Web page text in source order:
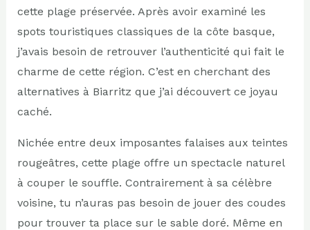
cette plage préservée. Après avoir examiné les
spots touristiques classiques de la côte basque,
j’avais besoin de retrouver l’authenticité qui fait le
charme de cette région. C’est en cherchant des
alternatives à Biarritz que j’ai découvert ce joyau
caché.
Nichée entre deux imposantes falaises aux teintes
rougeâtres, cette plage offre un spectacle naturel
à couper le souffle. Contrairement à sa célèbre
voisine, tu n’auras pas besoin de jouer des coudes
pour trouver ta place sur le sable doré. Même en